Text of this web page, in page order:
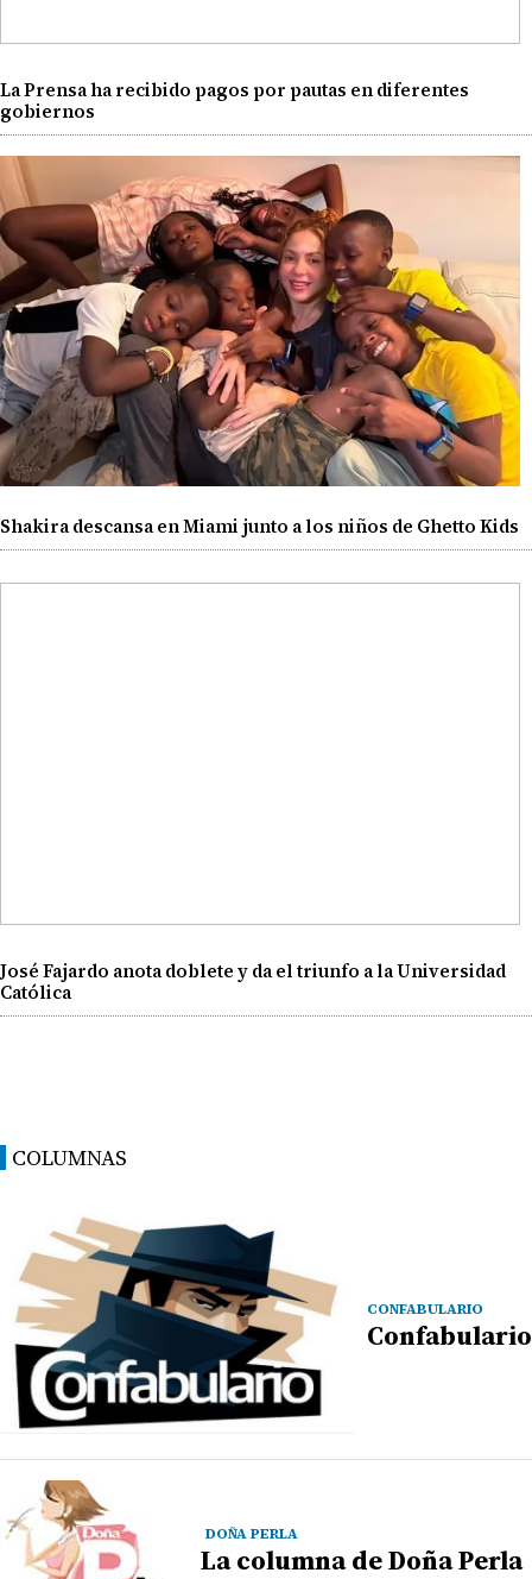
La Prensa ha recibido pagos por pautas en diferentes
gobiernos
Shakira descansa en Miami junto a los niños de Ghetto Kids
José Fajardo anota doblete y da el triunfo a la Universidad
Católica
COLUMNAS
CONFABULARIO
Confabulario
DOÑA PERLA
La columna de Doña Perla